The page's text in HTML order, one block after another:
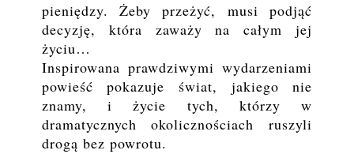
pieniędzy. Żeby przeżyć, musi podjąć
decyzję, która zaważy na całym jej
życiu…
Inspirowana prawdziwymi wydarzeniami
powieść pokazuje świat, jakiego nie
znamy, i życie tych, którzy w
dramatycznych okolicznościach ruszyli
drogą bez powrotu.